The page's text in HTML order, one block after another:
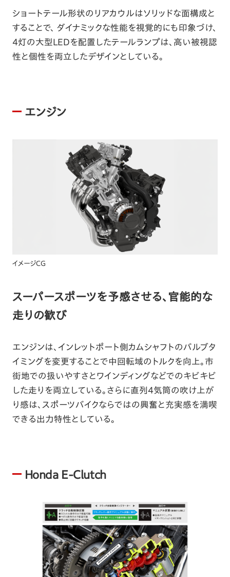
ショートテール形状のリアカウルはソリッドな面構成と
することで、 ダイナミックな性能を視覚的にも印象づけ、
4灯の大型LEDを配置したテールランプは、高い被視認
性と個性を両立したデザインとしている。
エンジン
イメージCG
スーパースポーツを予感させる、官能的な
走りの歓び
エンジンは、インレットポート側カムシャフトのバルブタ
イミングを変更することで中回転域のトルクを向上。市
街地での扱いやすさとワインディングなどでのキビキビ
した走りを両立している。さらに直列4気筒の吹け上が
り感は、スポーツバイクならではの興奮と充実感を満喫
できる出力特性としている。
Honda E-Clutch